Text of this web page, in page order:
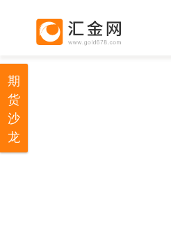
期
货
沙
龙